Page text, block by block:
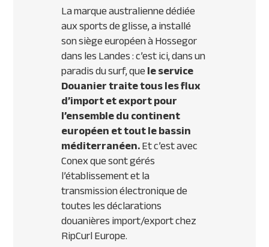
La marque australienne dédiée
aux sports de glisse, a installé
son siège européen à Hossegor
dans les Landes : c’est ici, dans un
paradis du surf, quele service
Douanier traite tous les flux
d’import et export pour
l’ensemble du continent
européen et tout le bassin
méditerranéen.Et c’est avec
Conex que sont gérés
l’établissement et la
transmission électronique de
toutes les déclarations
douanières import/export chez
RipCurl Europe.